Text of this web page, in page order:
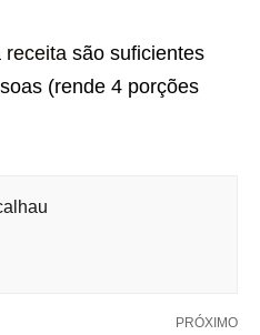
receita são suficientes
(rende 4 porções
PRÓXIMO